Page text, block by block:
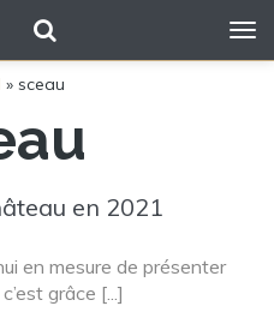
» sceau
en 2021
en mesure de présenter
grâce [...]